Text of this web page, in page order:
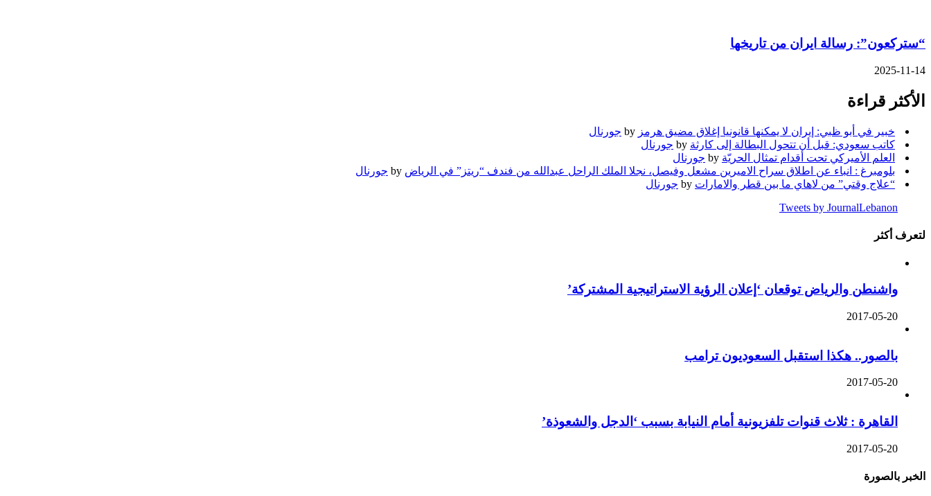
“ستركعون”: رسالة ايران من تاريخها
2025-11-14
الأكثر قراءة
خبير في أبو ظبي: إيران لا يمكنها قانونيا إغلاق مضيق هرمز by جورنال
كاتب سعودي: قبل أن تتحول البطالة إلى كارثة by جورنال
العلم الأميركي تحت أقدام تمثال الحريّة by جورنال
بلومبرغ : انباء عن اطلاق سراح الاميرين مشعل وفيصل، نجلا الملك الراحل عبدالله من فندف “ريتز” في الرياض by جورنال
“علاج وقتي” من لاهاي ما بين قطر والامارات by جورنال
Tweets by JournalLebanon
لتعرف أكثر
واشنطن والرياض توقعان ‘إعلان الرؤية الاستراتيجية المشتركة’
2017-05-20
بالصور.. هكذا استقبل السعوديون ترامب
2017-05-20
القاهرة : ثلاث قنوات تلفزيونية أمام النيابة بسبب ‘الدجل والشعوذة’
2017-05-20
الخبر بالصورة